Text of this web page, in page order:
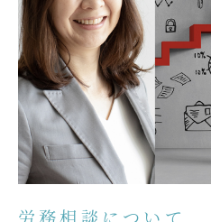
労務相談について